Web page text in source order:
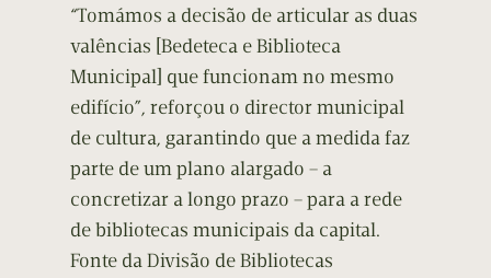
“Tomámos a decisão de articular as duas
valências [Bedeteca e Biblioteca
Municipal] que funcionam no mesmo
edifício”, reforçou o director municipal
de cultura, garantindo que a medida faz
parte de um plano alargado – a
concretizar a longo prazo – para a rede
de bibliotecas municipais da capital.
Fonte da Divisão de Bibliotecas